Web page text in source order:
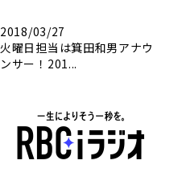
2018/03/27
火曜日担当は箕田和男アナウ
ンサー！201...